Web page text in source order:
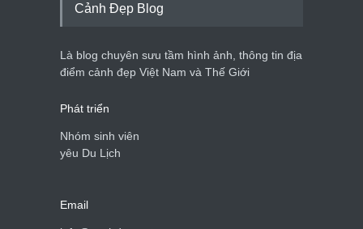
Cảnh Đẹp Blog
Là blog chuyên sưu tầm hình ảnh, thông tin địa
điểm cảnh đẹp Việt Nam và Thế Giới
Phát triển
Nhóm sinh viên
yêu Du Lịch
Email